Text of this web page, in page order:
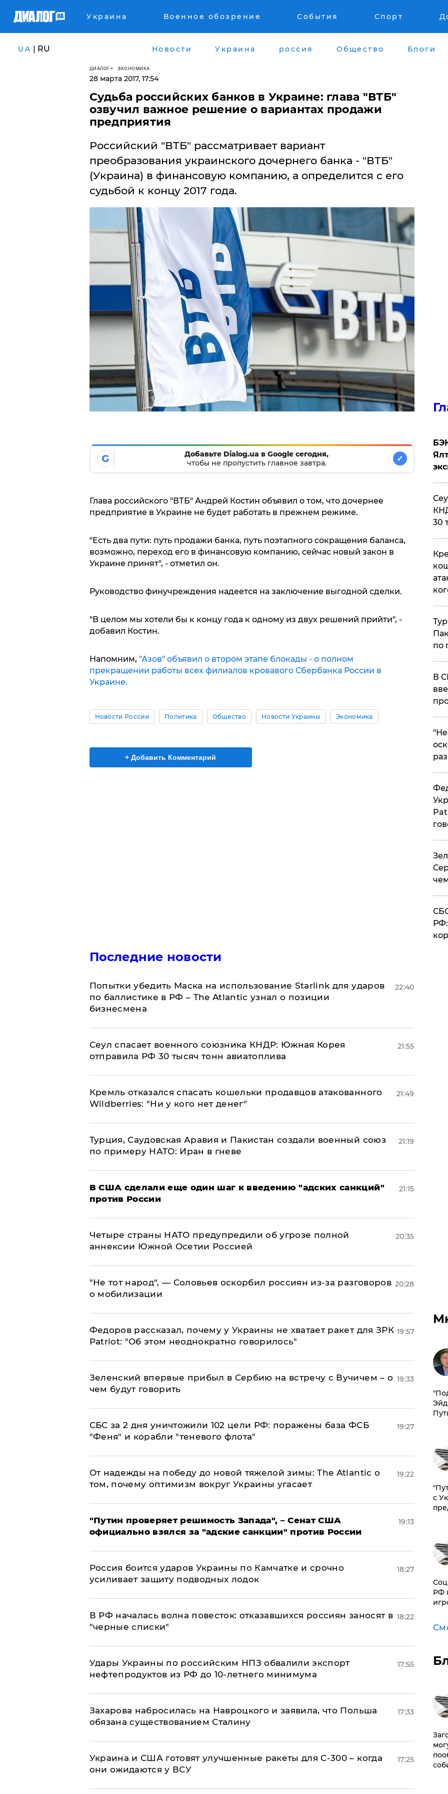
Украина Военное обозрение События Спорт
UA | RU Новости Украина россия Общество Блоги
ДИАЛОГ ЭКОНОМИКА
28 марта 2017, 17:54
Судьба российских банков в Украине: глава "ВТБ"
озвучил важное решение о вариантах продажи
предприятия
​Российский "ВТБ" рассматривает вариант
преобразования украинского дочернего банка - "ВТБ"
(Украина) в финансовую компанию, а определится с его
судьбой к концу 2017 года.
G
Добавьте Dialog.ua в Google сегодня,
чтобы не пропустить главное завтра.
✓
Глава российского "ВТБ" Андрей Костин объявил о том, что дочернее
предприятие в Украине не будет работать в прежнем режиме.
"Есть два пути: путь продажи банка, путь поэтапного сокращения баланса,
возможно, переход его в финансовую компанию, сейчас новый закон в
Украине принят", - отметил он.
Руководство финучреждения надеется на заключение выгодной сделки.
"В целом мы хотели бы к концу года к одному из двух решений прийти", -
добавил Костин.
Напомним, "Азов" объявил о втором этапе блокады - о полном
прекращении работы всех филиалов кровавого Сбербанка России в
Украине.
Новости России Политика Общество Новости Украины Экономика
+ Добавить Комментарий
Последние новости
Попытки убедить Маска на использование Starlink для ударов
по баллистике в РФ – The Atlantic узнал о позиции
бизнесмена
22:40
​Сеул спасает военного союзника КНДР: Южная Корея
отправила РФ 30 тысяч тонн авиатоплива
21:55
Кремль отказался спасать кошельки продавцов атакованного
Wildberries: "Ни у кого нет денег"
21:49
Турция, Саудовская Аравия и Пакистан создали военный союз
по примеру НАТО: Иран в гневе
21:19
В США сделали еще один шаг к введению "адских санкций"
против России
21:15
Четыре страны НАТО предупредили об угрозе полной
аннексии Южной Осетии Россией
20:35
​"Не тот народ", — Соловьев оскорбил россиян из-за разговоров
о мобилизации
20:28
Федоров рассказал, почему у Украины не хватает ракет для ЗРК
Patriot: "Об этом неоднократно говорилось"
19:57
Зеленский впервые прибыл в Сербию на встречу с Вучичем – о
чем будут говорить
19:33
СБС за 2 дня уничтожили 102 цели РФ: поражены база ФСБ
"Феня" и корабли "теневого флота"
19:27
От надежды на победу до новой тяжелой зимы: The Atlantic о
том, почему оптимизм вокруг Украины угасает
19:22
"Путин проверяет решимость Запада", – Сенат США
официально взялся за "адские санкции" против России
19:13
Россия боится ударов Украины по Камчатке и срочно
усиливает защиту подводных лодок
18:27
​В РФ началась волна повесток: отказавшихся россиян заносят в
"черные списки"
18:22
Удары Украины по российским НПЗ обвалили экспорт
нефтепродуктов из РФ до 10-летнего минимума
17:55
​Захарова набросилась на Навроцкого и заявила, что Польша
обязана существованием Сталину
17:33
Украина и США готовят улучшенные ракеты для С-300 – когда
они ожидаются у ВСУ
17:25
30
по
В
с
РФ